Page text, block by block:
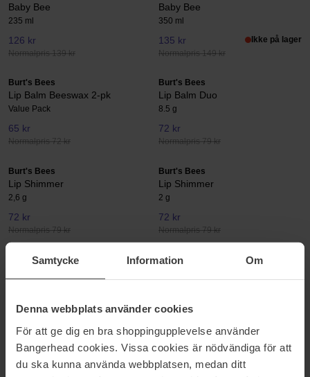
Samtycke Information Om
Denna webbplats använder cookies
För att ge dig en bra shoppingupplevelse använder
Bangerhead cookies. Vissa cookies är nödvändiga för att
du ska kunna använda webbplatsen, medan ditt
Baby Bee
235 ml
126 kr
Normalpris 139 kr
Baby Bee
350 ml
135 kr
Normalpris 149 kr
Ikke på lager
Burt's Bees
Lip Balm Beeswax 2-pk
Value Pack
65 kr
Normalpris 72 kr
Burt's Bees
Lip Balm Duo
8.5 g
72 kr
Normalpris 79 kr
Burt's Bees
Lip Shimmer
2,6 g
72 kr
Normalpris 79 kr
Burt's Bees
Lip Shimmer
2 g
72 kr
Normalpris 79 kr
Burt's Bees
81 kr
Burt's Bees
126 kr
Burt's Bees
Replenishing Lip Balm with